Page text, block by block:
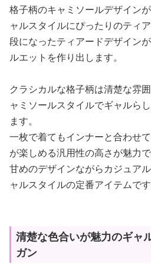
格子柄のキャミソールデザイン
ャルスタイルにぴったりのティ
段になったティアードデザイン
ルエットを作り出します。
クラシカルな格子柄は清楚な雰
ャミソールスタイルでギャルら
ます。
一枚で着てもインナーと合わせ
が楽しめる汎用性の高さが魅力で
甘めのデザインながらカジュア
ャルスタイルの定番アイテムです
清楚な色合いが魅力のギャ
ガン